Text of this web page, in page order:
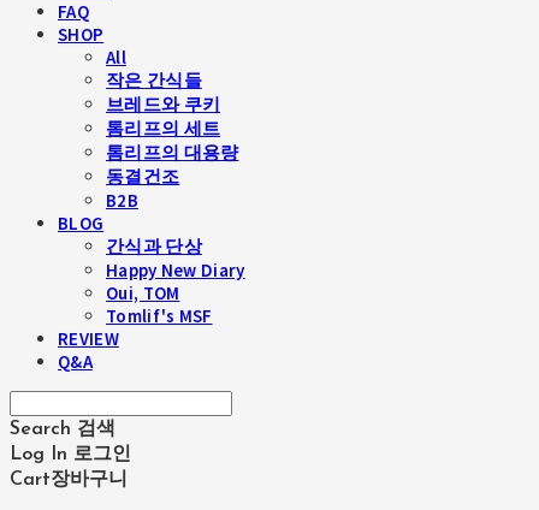
FAQ
SHOP
All
작은 간식들
브레드와 쿠키
톰리프의 세트
톰리프의 대용량
동결건조
B2B
BLOG
간식과 단상
Happy New Diary
Oui, TOM
Tomlif's MSF
REVIEW
Q&A
Search 검색
Log In 로그인
Cart장바구니